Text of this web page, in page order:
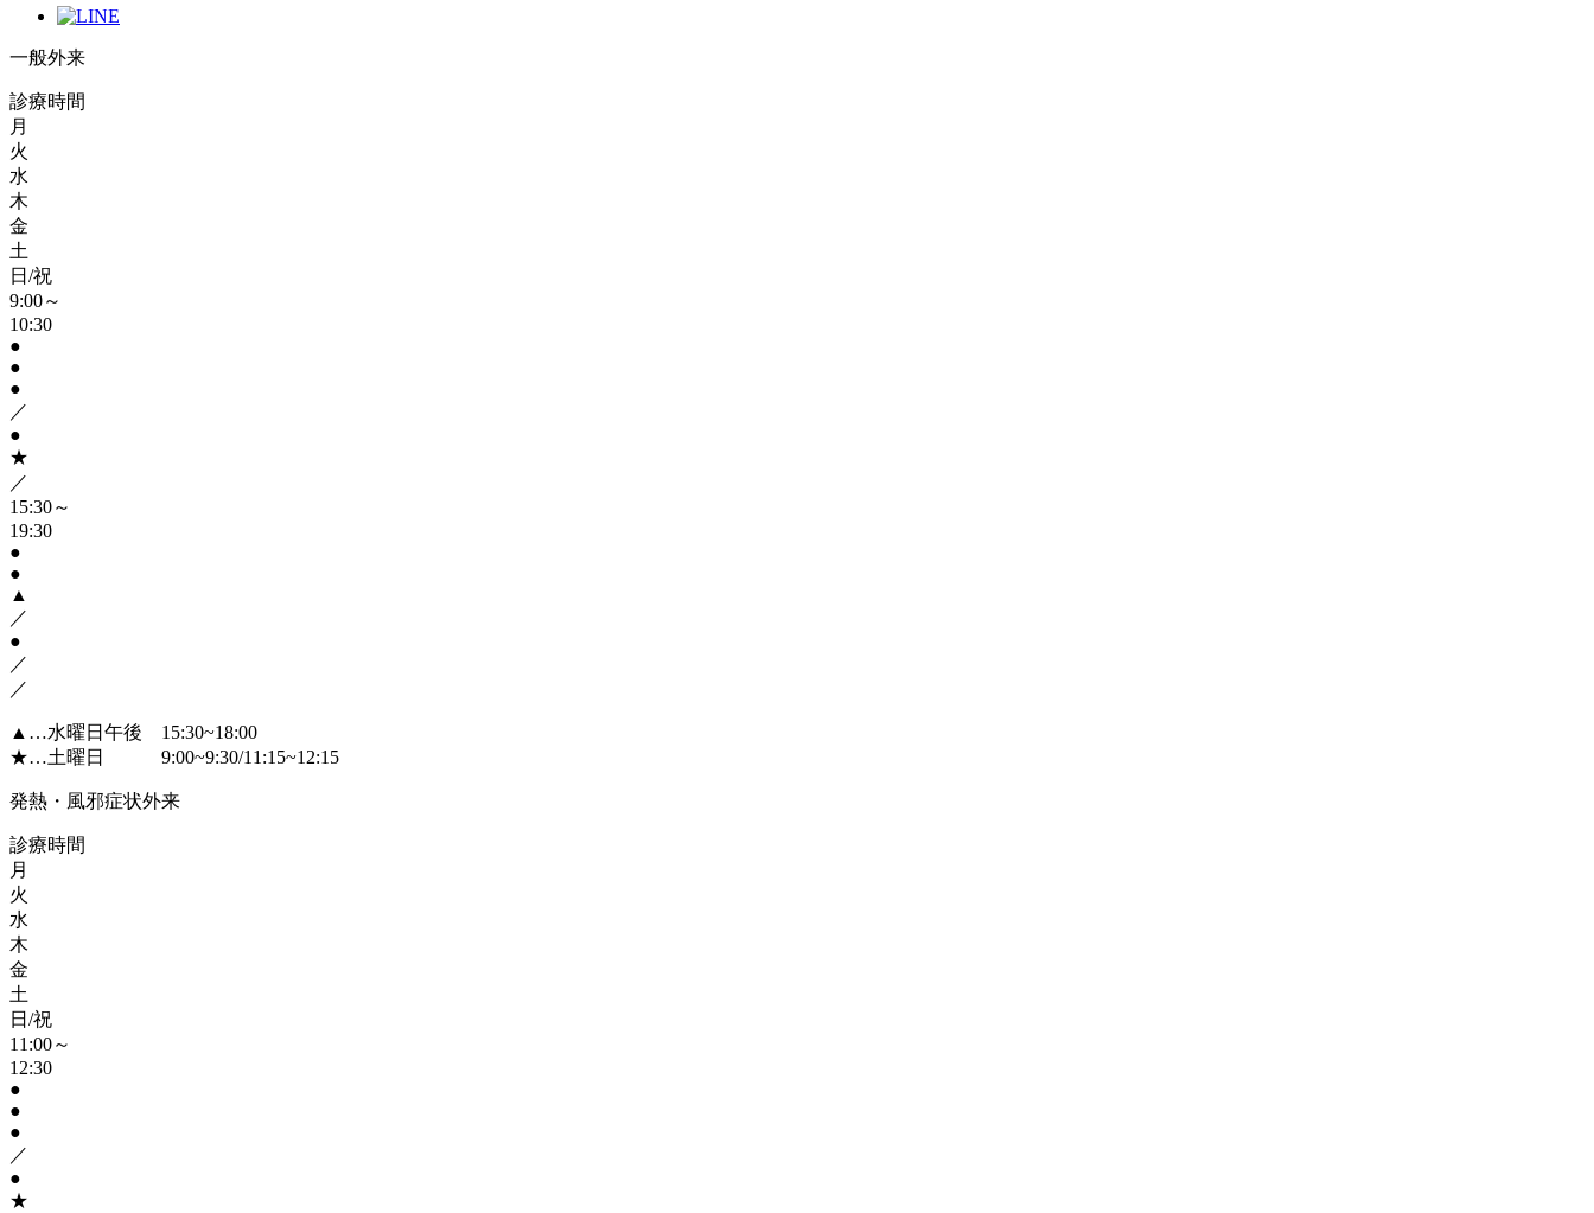
一般外来
診療時間
月
火
水
木
金
土
日/祝
9:00～
10:30
●
●
●
／
●
★
／
15:30～
19:30
●
●
▲
／
●
／
／
▲ …水曜日午後 15:30~18:00
★…土曜日 9:00~9:30/11:15~12:15
発熱・風邪症状外来
診療時間
月
火
水
木
金
土
日/祝
11:00～
12:30
●
●
●
／
●
★